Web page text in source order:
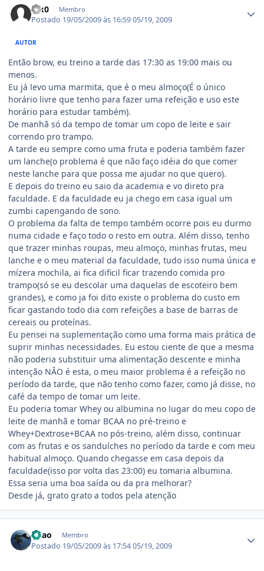
K!k0 Membro
Postado 19/05/2009 às 16:5905/19, 2009
AUTOR
Então brow, eu treino a tarde das 17:30 as 19:00 mais ou
menos.
Eu já levo uma marmita, que é o meu almoço(É o único
horário livre que tenho para fazer uma refeição e uso este
horário para estudar também).
De manhã só da tempo de tomar um copo de leite e sair
correndo pro trampo.
A tarde eu sempre como uma fruta e poderia também fazer
um lanche(o problema é que não faço idéia do que comer
neste lanche para que possa me ajudar no que quero).
E depois do treino eu saio da academia e vo direto pra
faculdade. E da faculdade eu ja chego em casa igual um
zumbi capengando de sono.
O problema da falta de tempo também ocorre pois eu durmo
numa cidade e faço todo o resto em outra. Além disso, tenho
que trazer minhas roupas, meu almoço, minhas frutas, meu
lanche e o meu material da faculdade, tudo isso numa única e
mízera mochila, ai fica dificil ficar trazendo comida pro
trampo(só se eu descolar uma daquelas de escoteiro bem
grandes), e como ja foi dito existe o problema do custo em
ficar gastando todo dia com refeições a base de barras de
cereais ou proteínas.
Eu pensei na suplementação como uma forma mais prática de
suprir minhas necessidades. Eu estou ciente de que a mesma
não poderia substituir uma alimentação descente e minha
intenção NÂO é esta, o meu maior problema é a refeição no
período da tarde, que não tenho como fazer, como já disse, no
café da tempo de tomar um leite.
Eu poderia tomar Whey ou albumina no lugar do meu copo de
leite de manhã e tomar BCAA no pré-treino e
Whey+Dextrose+BCAA no pós-treino, além disso, continuar
com as frutas e os sanduíches no período da tarde e com meu
habitual almoço. Quando chegasse em casa depois da
faculdade(isso por volta das 23:00) eu tomaria albumina.
Essa seria uma boa saída ou da pra melhorar?
Desde já, grato grato a todos pela atenção
erlao Membro
Postado 19/05/2009 às 17:5405/19, 2009